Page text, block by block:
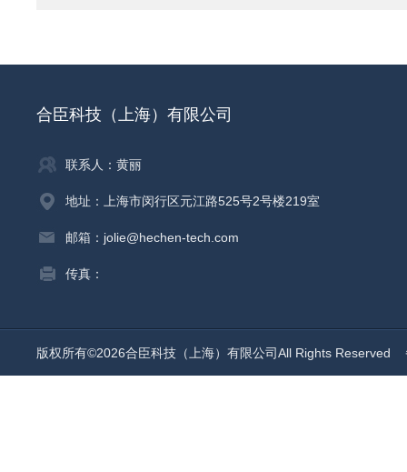
合臣科技（上海）有限公司
联系人：黄丽
地址：上海市闵行区元江路525号2号楼219室
邮箱：jolie@hechen-tech.com
传真：
版权所有©2026合臣科技（上海）有限公司All Rights Reserved